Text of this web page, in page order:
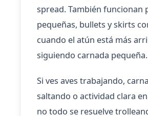
spread. También funcionan
pequeñas, bullets y skirts
cuando el atún está más
siguiendo carnada pequeña.
Si ves aves trabajando,
saltando o actividad clara
no todo se resuelve